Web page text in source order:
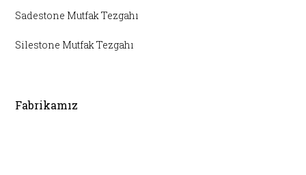
Sadestone Mutfak Tezgahı
Silestone Mutfak Tezgahı
Fabrikamız